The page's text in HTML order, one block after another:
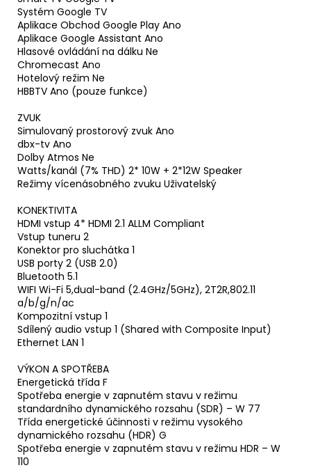
Systém Google TV
Aplikace Obchod Google Play Ano
Aplikace Google Assistant Ano
Hlasové ovládání na dálku Ne
Chromecast Ano
Hotelový režim Ne
HBBTV Ano (pouze funkce)
ZVUK
Simulovaný prostorový zvuk Ano
dbx-tv Ano
Dolby Atmos Ne
Watts/kanál (7% THD) 2* 10W + 2*12W Speaker
Režimy vícenásobného zvuku Uživatelský
KONEKTIVITA
HDMI vstup 4* HDMI 2.1 ALLM Compliant
Vstup tuneru 2
Konektor pro sluchátka 1
USB porty 2 (USB 2.0)
Bluetooth 5.1
WIFI Wi-Fi 5,dual-band (2.4GHz/5GHz), 2T2R,802.11
a/b/g/n/ac
Kompozitní vstup 1
Sdílený audio vstup 1 (Shared with Composite Input)
Ethernet LAN 1
VÝKON A SPOTŘEBA
Energetická třída F
Spotřeba energie v zapnutém stavu v režimu
standardního dynamického rozsahu (SDR) – W 77
Třída energetické účinnosti v režimu vysokého
dynamického rozsahu (HDR) G
Spotřeba energie v zapnutém stavu v režimu HDR – W
110